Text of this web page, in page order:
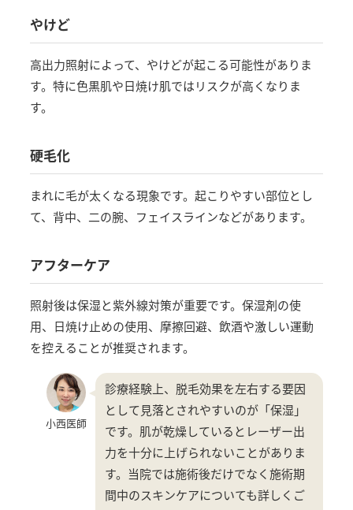
やけど
高出力照射によって、やけどが起こる可能性がありま
す。特に色黒肌や日焼け肌ではリスクが高くなりま
す。
硬毛化
まれに毛が太くなる現象です。起こりやすい部位とし
て、背中、二の腕、フェイスラインなどがあります。
アフターケア
照射後は保湿と紫外線対策が重要です。保湿剤の使
用、日焼け止めの使用、摩擦回避、飲酒や激しい運動
を控えることが推奨されます。
小西医師
診療経験上、脱毛効果を左右する要因
として見落とされやすいのが「保湿」
です。肌が乾燥しているとレーザー出
力を十分に上げられないことがありま
す。当院では施術後だけでなく施術期
間中のスキンケアについても詳しくご